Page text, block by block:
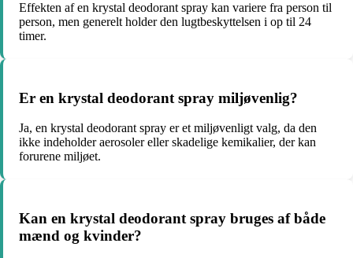
Effekten af en krystal deodorant spray kan variere fra person til
person, men generelt holder den lugtbeskyttelsen i op til 24
timer.
Er en krystal deodorant spray miljøvenlig?
Ja, en krystal deodorant spray er et miljøvenligt valg, da den
ikke indeholder aerosoler eller skadelige kemikalier, der kan
forurene miljøet.
Kan en krystal deodorant spray bruges af både
mænd og kvinder?